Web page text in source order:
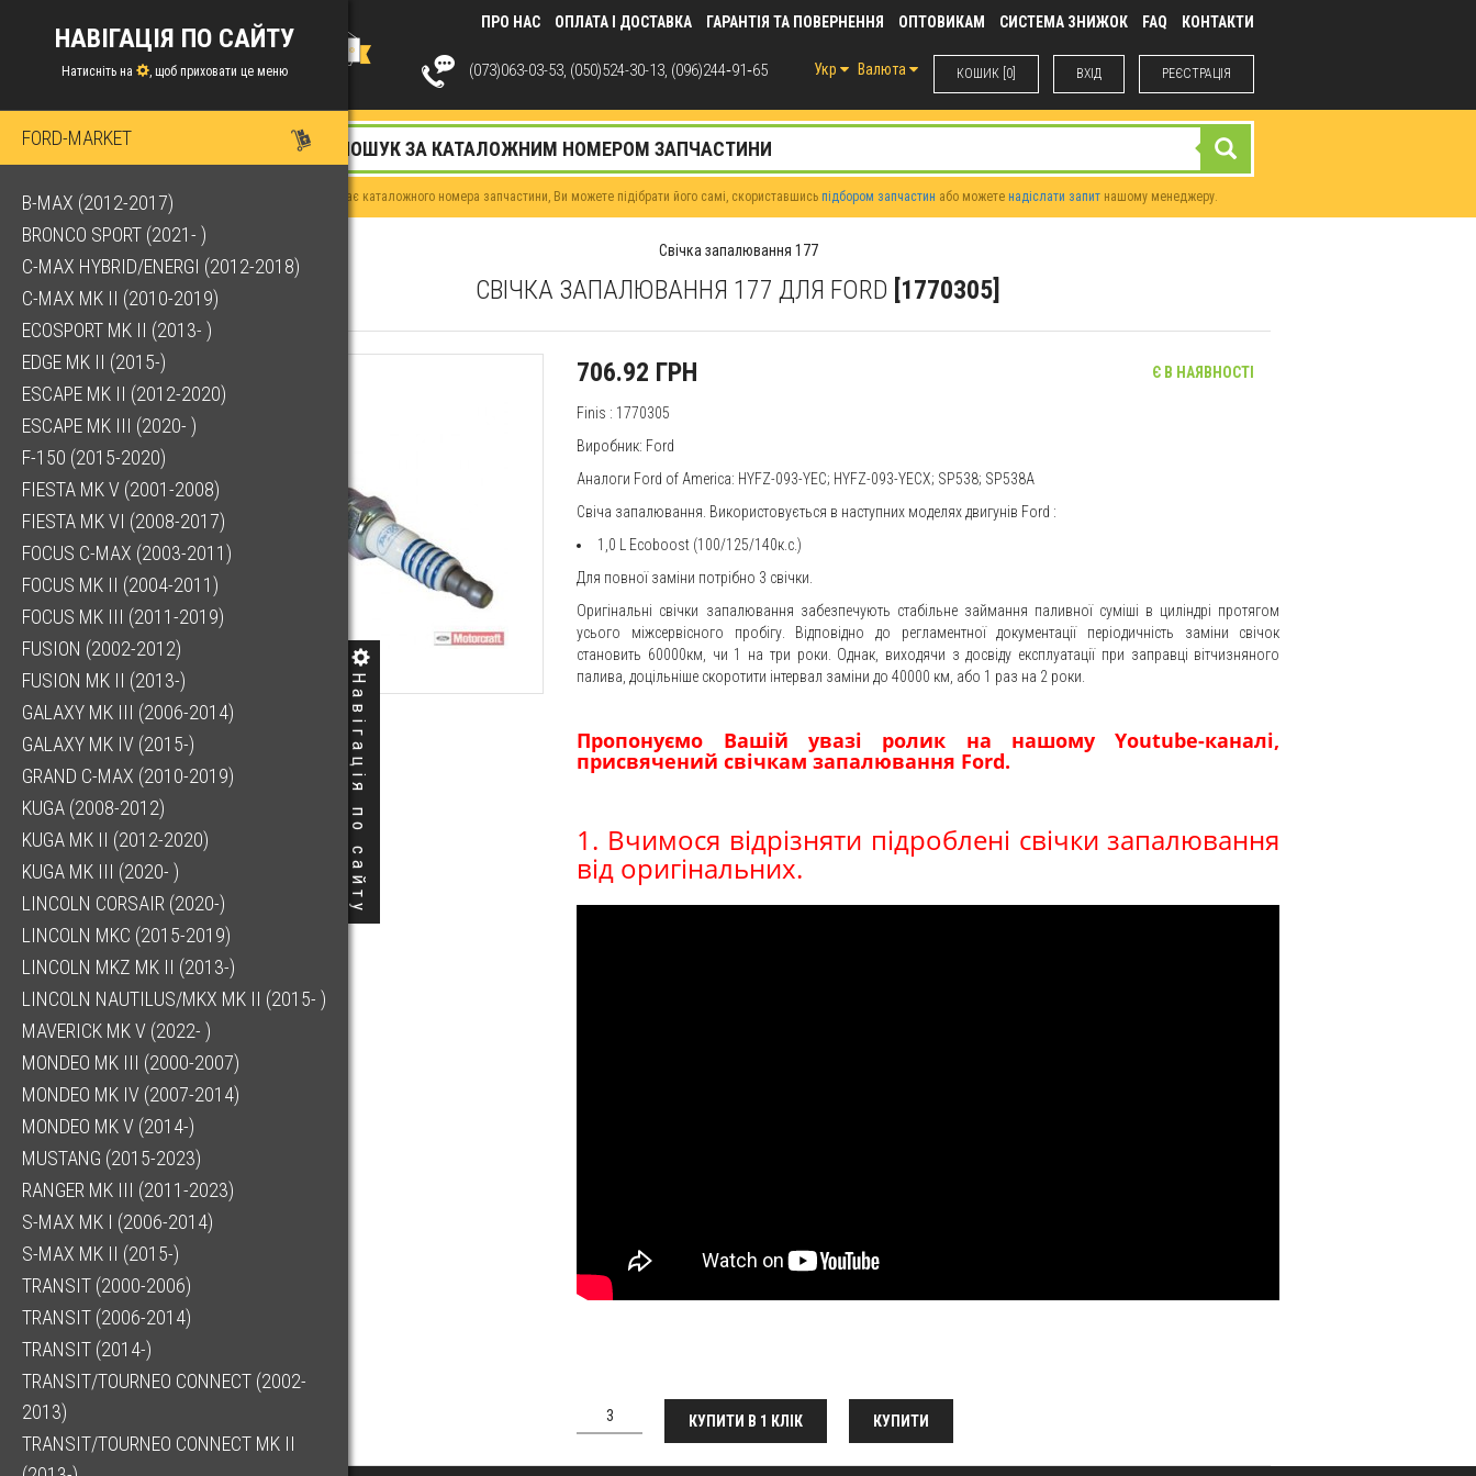
Навігація по сайту
ПРО НАС ОПЛАТА І ДОСТАВКА ГАРАНТІЯ ТА ПОВЕРНЕННЯ ОПТОВИКАМ СИСТЕМА ЗНИЖОК FAQ КОНТАКТИ
КОШИК [0] ВХIД РЕЄСТРАЦІЯ
Укр Валюта
(073)063-03-53, (050)524-30-13, (096)244‑91‑65
НАВІГАЦІЯ ПО САЙТУ
Натисніть на , щоб приховати це меню
FORD-MARKET
B-MAX (2012-2017)
BRONCO SPORT (2021- )
C-MAX HYBRID/ENERGI (2012-2018)
C-MAX MK II (2010-2019)
ECOSPORT MK II (2013- )
EDGE MK II (2015-)
ESCAPE MK II (2012-2020)
ESCAPE MK III (2020- )
F-150 (2015-2020)
FIESTA MK V (2001-2008)
FIESTA MK VI (2008-2017)
FOCUS C-MAX (2003-2011)
FOCUS MK II (2004-2011)
FOCUS MK III (2011-2019)
FUSION (2002-2012)
FUSION MK II (2013-)
GALAXY MK III (2006-2014)
GALAXY MK IV (2015-)
GRAND C-MAX (2010-2019)
KUGA (2008-2012)
KUGA MK II (2012-2020)
KUGA MK III (2020- )
LINCOLN CORSAIR (2020-)
LINCOLN MKC (2015-2019)
LINCOLN MKZ MK II (2013-)
LINCOLN NAUTILUS/MKX MK II (2015- )
MAVERICK MK V (2022- )
MONDEO MK III (2000-2007)
MONDEO MK IV (2007-2014)
MONDEO MK V (2014-)
MUSTANG (2015-2023)
RANGER MK III (2011-2023)
S-MAX MK I (2006-2014)
S-MAX MK II (2015-)
TRANSIT (2000-2006)
TRANSIT (2006-2014)
TRANSIT (2014-)
TRANSIT/TOURNEO CONNECT (2002-
2013)
TRANSIT/TOURNEO CONNECT MK II
Якщо у Вас немає каталожного номера запчастини, Ви можете підібрати його самі, скориставшись підбором запчастин або можете надіслати запит нашому менеджеру.
Свічка запалювання 177
СВІЧКА ЗАПАЛЮВАННЯ 177 ДЛЯ FORD [1770305]
706.92 ГРН Є В НАЯВНОСТІ
Finis : 1770305
Виробник: Ford
Аналоги Ford of America: HYFZ-093-YEC; HYFZ-093-YECX; SP538; SP538A
Свіча запалювання. Використовується в наступних моделях двигунів Ford :
1,0
Ecoboost (100/125/140к.с.)
Для повної заміни потрібно 3 свічки.
Оригінальні свічки запалювання забезпечують стабільне займання паливної суміші в циліндрі протягом
усього міжсервісного пробігу. Відповідно до регламентної документації періодичність заміни свічок
становить 60000км, чи 1 на три роки. Однак, виходячи з досвіду експлуатації при заправці вітчизняного
палива, доцільніше скоротити інтервал заміни до 40000 км, або 1 раз на 2 роки.
Пропонуємо Вашій увазі ролик на нашому Youtube-каналі,
присвячений свічкам запалювання Ford.
1. Вчимося відрізняти підроблені свічки запалювання
від оригінальних.
КУПИТИ В 1 КЛІК КУПИТИ